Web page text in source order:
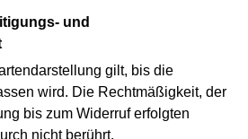
gilt, bis die
wird. Die Rechtmäßigkeit, der
bis zum Widerruf erfolgten
nicht berührt.